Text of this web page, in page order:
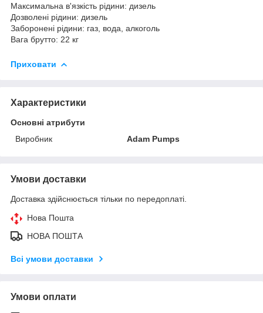
Максимальна в'язкість рідини: дизель
Дозволені рідини: дизель
Заборонені рідини: газ, вода, алкоголь
Вага брутто: 22 кг
Приховати
Характеристики
Основні атрибути
Виробник
Adam Pumps
Умови доставки
Доставка здійснюється тільки по передоплаті.
Нова Пошта
НОВА ПОШТА
Всі умови доставки
Умови оплати